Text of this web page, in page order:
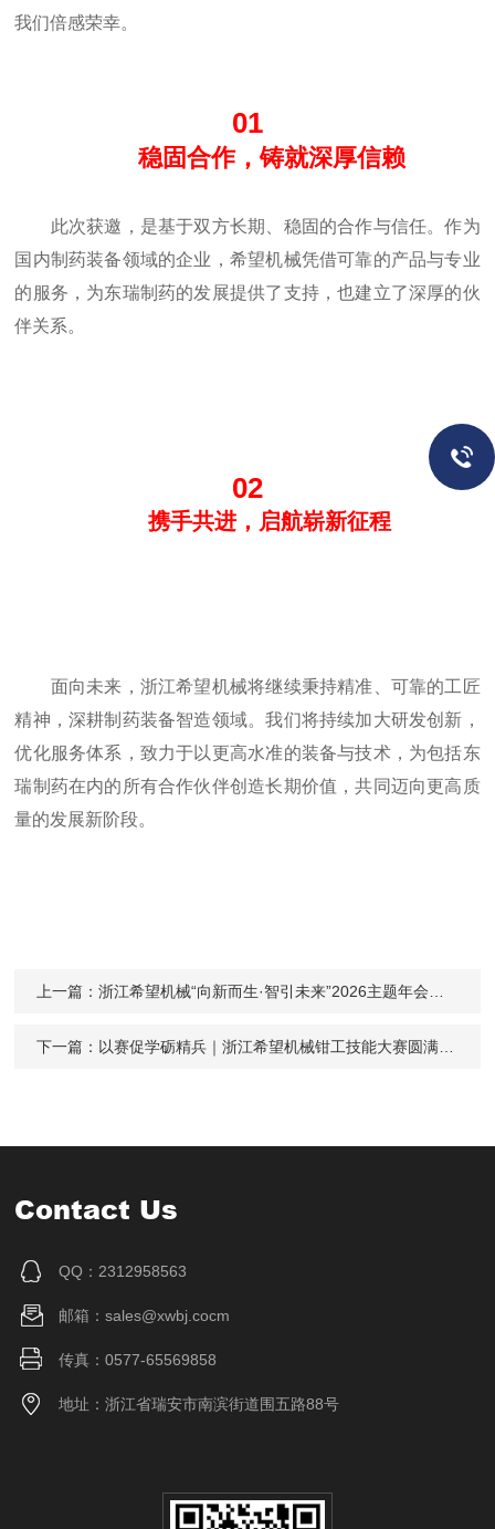
我们倍感荣幸。
01
稳固合作，铸就深厚信赖
此次获邀，是基于双方长期、稳固的合作与信任。作为
国内制药装备领域的企业，希望机械凭借可靠的产品与专业
的服务，为东瑞制药的发展提供了支持，也建立了深厚的伙
伴关系。
02
携手共进，启航崭新征程
面向未来，浙江希望机械将继续秉持精准、可靠的工匠
精神，深耕制药装备智造领域。我们将持续加大研发创新，
优化服务体系，致力于以更高水准的装备与技术，为包括东
瑞制药在内的所有合作伙伴创造长期价值，共同迈向更高质
量的发展新阶段。
上一篇：浙江希望机械“向新而生·智引未来”2026主题年会圆满举行
下一篇： 以赛促学砺精兵｜浙江希望机械钳工技能大赛圆满落幕
Contact Us
QQ：2312958563
邮箱：sales@xwbj.cocm
传真：0577-65569858
地址：浙江省瑞安市南滨街道围五路88号